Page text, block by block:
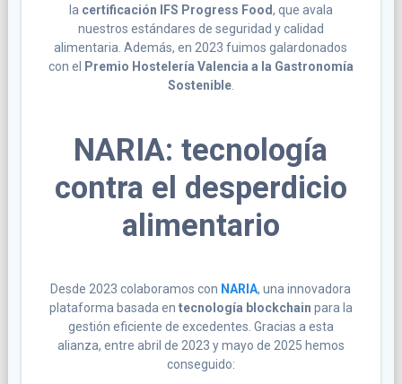
la certificación IFS Progress Food, que avala
nuestros estándares de seguridad y calidad
alimentaria. Además, en 2023 fuimos galardonados
con el
Premio Hostelería Valencia a la Gastronomía
Sostenible.
NARIA: tecnología
contra el desperdicio
alimentario
Desde 2023 colaboramos con NARIA, una innovadora
plataforma basada en tecnología blockchain para la
gestión eficiente de excedentes. Gracias a esta
alianza, entre abril de 2023 y mayo de 2025 hemos
conseguido: